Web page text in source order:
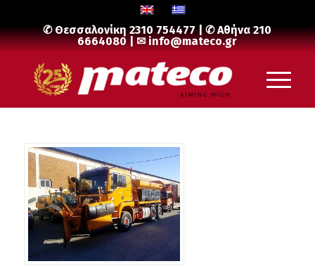
✆ Θεσσαλονίκη2310 754477| ✆ Αθήνα210
6664080| ✉info@mateco.gr